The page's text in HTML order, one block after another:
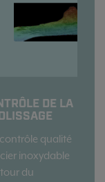
DE LA
qualité
inoxydable
du